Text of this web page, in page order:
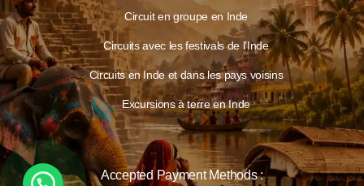
Circuit en groupe en Inde
Circuits avec les festivals de l’Inde
Circuits en Inde et dans les pays voisins
Excursions à terre en Inde
Accepted Payment Methods :